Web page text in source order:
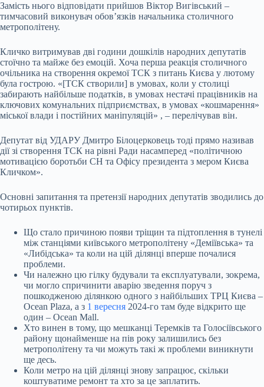
Замість нього відповідати прийшов Віктор Вигівський –
тимчасовий виконувач обов’язків начальника столичного
метрополітену.
Кличко витримував дві години дошкілів народних депутатів
стоїчно та майже без емоцій. Хоча перша реакція столичного
очільника на створення окремої ТСК з питань Києва у лютому
була гострою. «[ТСК створили] в умовах, коли у столиці
забирають найбільше податків, в умовах нестачі працівників на
ключових комунальних підприємствах, в умовах «кошмарення»
міської влади і постійних маніпуляцій» , – перелічував він.
Депутат від УДАРУ Дмитро Білоцерковець тоді прямо називав
дії зі створення ТСК на рівні Ради насамперед «політичною
мотивацією боротьби СН та Офісу президента з мером Києва
Кличком».
Основні запитання та претензії народних депутатів зводились до
чотирьох пунктів.
Що стало причиною появи тріщин та підтоплення в тунелі
між станціями київського метрополітену «Деміївська» та
«Либідська» та коли на цій ділянці вперше почалися
проблеми.
Чи належно цю гілку будували та експлуатували, зокрема,
чи могло спричинити аварію зведення поруч з
пошкодженою ділянкою одного з найбільших ТРЦ Києва –
Ocean Plaza, а з 1 вересня 2024-го там буде відкрито ще
один – Ocean Mall.
Хто винен в тому, що мешканці Теремків та Голосіївського
району щонайменше на пів року залишились без
метрополітену та чи можуть такі ж проблеми виникнути
ще десь.
Коли метро на цій ділянці знову запрацює, скільки
коштуватиме ремонт та хто за це заплатить.